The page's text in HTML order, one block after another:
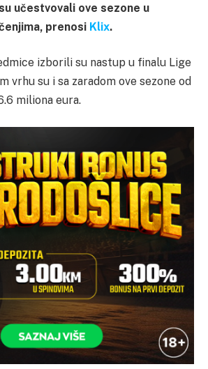
učestvovali ove sezone u
prenosi Klix.
izborili su nastup u finalu Lige
vrhu su i sa zaradom ove sezone od
miliona eura.